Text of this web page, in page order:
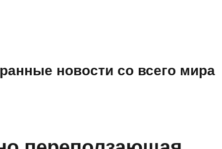
новости со всего мира